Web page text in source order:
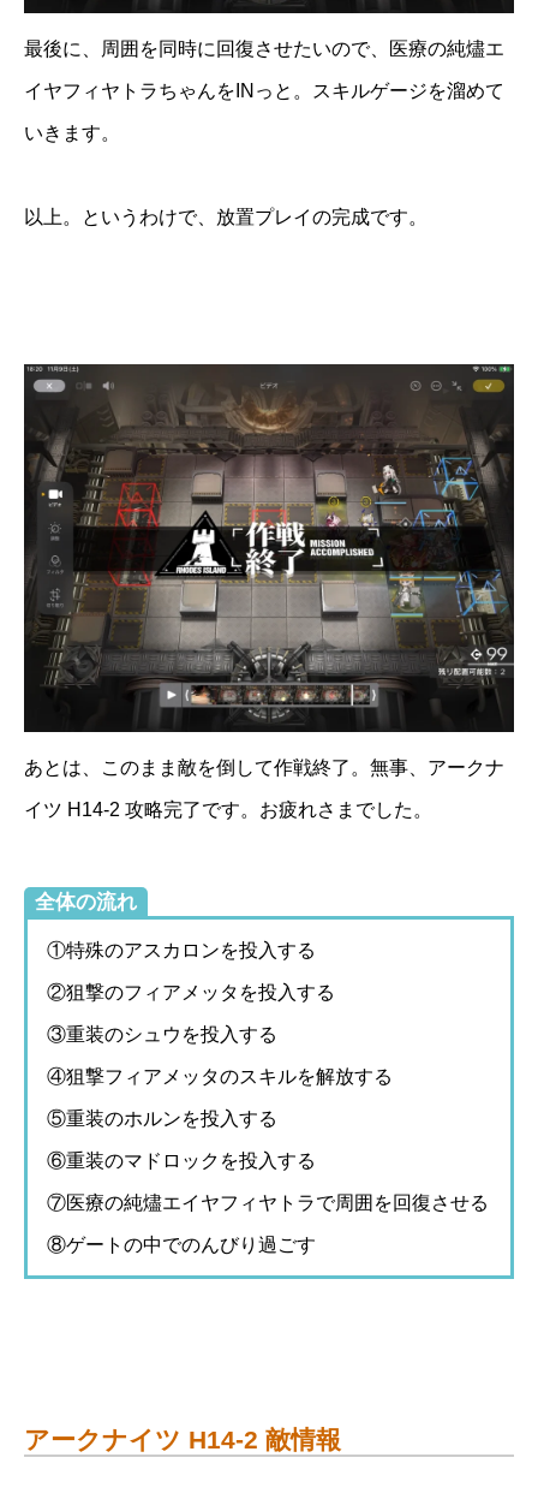
最後に、周囲を同時に回復させたいので、医療の純燼エ
イヤフィヤトラちゃんをINっと。スキルゲージを溜めて
いきます。
以上。というわけで、放置プレイの完成です。
あとは、このまま敵を倒して作戦終了。無事、アークナ
イツ H14-2 攻略完了です。お疲れさまでした。
全体の流れ
①特殊のアスカロンを投入する
②狙撃のフィアメッタを投入する
③重装のシュウを投入する
④狙撃フィアメッタのスキルを解放する
⑤重装のホルンを投入する
⑥重装のマドロックを投入する
⑦医療の純燼エイヤフィヤトラで周囲を回復させる
⑧ゲートの中でのんびり過ごす
アークナイツ H14-2 敵情報